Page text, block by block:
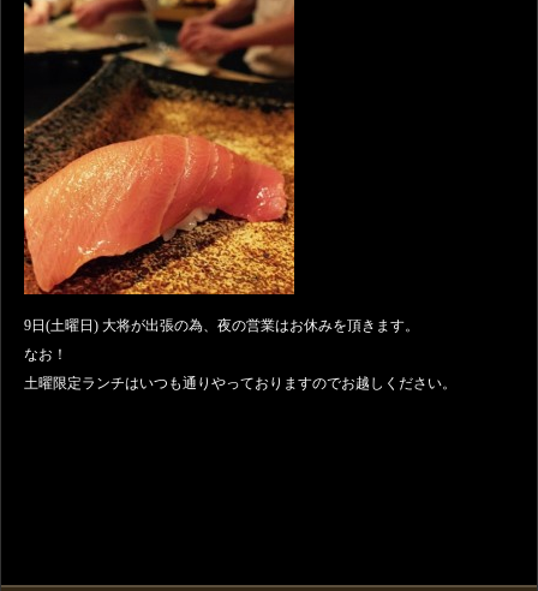
9日(土曜日) 大将が出張の為、夜の営業はお休みを頂きます。
なお！
土曜限定ランチはいつも通りやっておりますのでお越しください。